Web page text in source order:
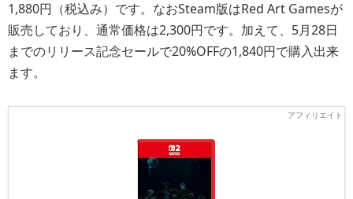
1,880円（税込み）です。なおSteam版はRed Art Gamesが
販売しており、通常価格は2,300円です。加えて、5月28日
までのリリース記念セールで20%OFFの1,840円で購入出来
ます。